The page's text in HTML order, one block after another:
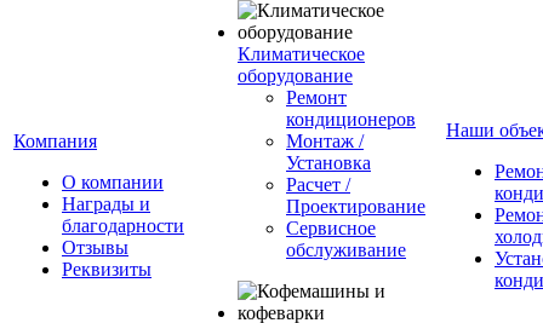
Компания
О компании
Награды и
благодарности
Отзывы
Реквизиты
Климатическое
оборудование
Ремонт
кондиционеров
Монтаж /
Установка
Расчет /
Проектирование
Сервисное
обслуживание
Наши